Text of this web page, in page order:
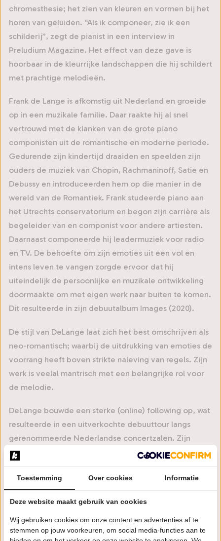
chromesthesie; het zien van kleuren en vormen bij het
horen van geluiden. “Als ik componeer, zie ik een
schilderij”, zegt de pianist in een interview in
Preludium Magazine. Het effect van deze gave is
hoorbaar in de kleurrijke landschappen die hij schildert
met prachtige melodieën.
Frank de Lange is afkomstig uit Nederland en groeide
op in een muzikale familie. Daar raakte hij al snel
vertrouwd met de klanken van de grote piano
componisten uit de romantische en moderne periode.
Gedurende zijn kindertijd draaiden en speelden zijn
ouders de muziek van Chopin, Rachmaninoff, Satie en
Debussy en introduceerden hem op die manier in de
wereld van de Romantiek. Frank studeerde piano aan
het Utrechts conservatorium en begon zijn carrière als
begeleider van en componist voor andere artiesten.
Daarnaast componeerde hij leadermuziek voor radio
en TV. De behoefte om zijn emoties uit een vol en
intens leven te vangen zorgde ervoor dat hij
uiteindelijk de persoonlijke en muzikale ontwikkeling
doormaakte om met eigen werk naar buiten te komen.
Dit resulteerde in zijn debuutalbum Images (2020).
De stijl van DeLange laat zich het best omschrijven als
neo-romantisch; waarbij de uitdrukking van emoties de
voorrang heeft boven strikte naleving van regels. Zijn
werk is veelal mantrisch met een belangrijke rol voor
de melodie.
DeLange bouwde een sterke (online) following op, wat
resulteerde in een uitverkochte debuuttour langs
gerenommeerde Nederlandse concertzalen. Zijn
debuutalbum Images werd in 2022 opgevolgd door het
tweede album Contemplations ~ Opus I & II (met
opnames van thuis achter de piano) en in 2023 door de
EP Miniatures, met opnames gemaakt in Het
Concertgebouw, Amsterdam. Het meest recente
album is La Présence d’un Rêve (2024) dat muziek
bevat voor piano en hoornkwartet.
Toestemming Over cookies Informatie
Deze website maakt gebruik van cookies
Wij gebruiken cookies om onze content en advertenties af te
stemmen op jouw voorkeuren, om social media-functies aan te